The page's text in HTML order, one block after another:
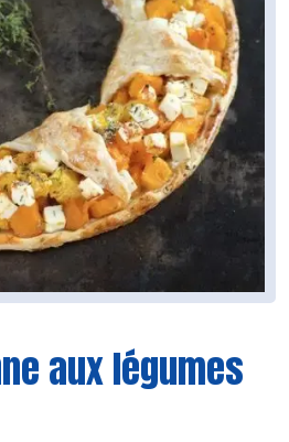
aux légumes